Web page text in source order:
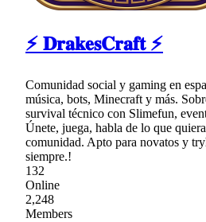
⚡ 𝐃𝐫𝐚𝐤𝐞𝐬𝐂𝐫𝐚𝐟𝐭 ⚡
Comunidad social y gaming en
música, bots, Minecraft y más.
survival técnico con Slimefun,
Únete, juega, habla de lo que
comunidad. Apto para novatos y
siempre.!
132
Online
2,248
Members